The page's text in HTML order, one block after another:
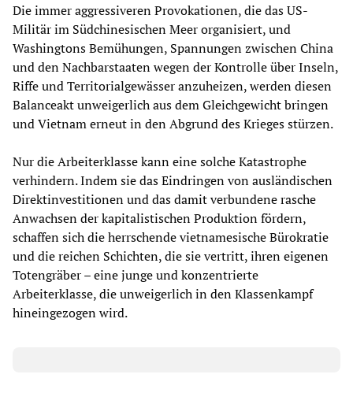
Die immer aggressiveren Provokationen, die das US-
Militär im Südchinesischen Meer organisiert, und
Washingtons Bemühungen, Spannungen zwischen China
und den Nachbarstaaten wegen der Kontrolle über Inseln,
Riffe und Territorialgewässer anzuheizen, werden diesen
Balanceakt unweigerlich aus dem Gleichgewicht bringen
und Vietnam erneut in den Abgrund des Krieges stürzen.
Nur die Arbeiterklasse kann eine solche Katastrophe
verhindern. Indem sie das Eindringen von ausländischen
Direktinvestitionen und das damit verbundene rasche
Anwachsen der kapitalistischen Produktion fördern,
schaffen sich die herrschende vietnamesische Bürokratie
und die reichen Schichten, die sie vertritt, ihren eigenen
Totengräber – eine junge und konzentrierte
Arbeiterklasse, die unweigerlich in den Klassenkampf
hineingezogen wird.